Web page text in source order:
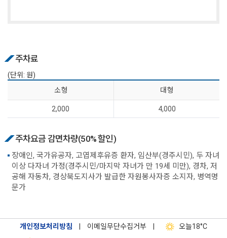
주차료
(단위: 원)
소 형
대 형
2,000 4,000
주차요금 감면차량(50% 할인)
장애인, 국가유공자, 고엽제후유증 환자, 임산부(경주시민), 두 자녀
이상 다자녀 가정(경주시민/마지막 자녀가 만 19세 미만), 경차, 저
공해 자동차, 경상북도지사가 발급한 자원봉사자증 소지자, 병역명
문가
개인정보처리방침 이메일무단수집거부 오늘18°C